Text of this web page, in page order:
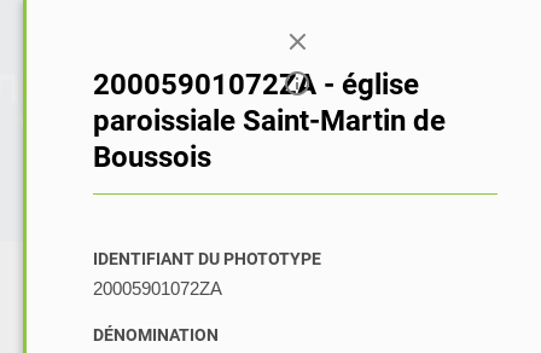
20005901072ZA - église
paroissiale Saint-Martin de
Boussois
IDENTIFIANT DU PHOTOTYPE
20005901072ZA
DÉNOMINATION